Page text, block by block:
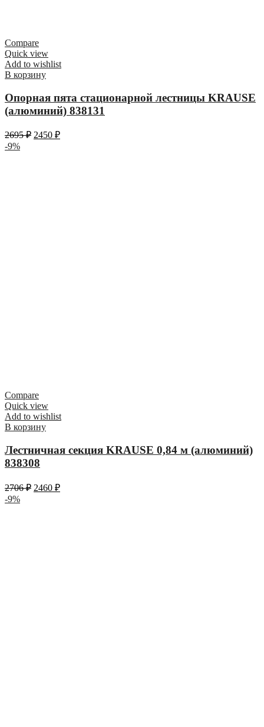
Compare
Quick view
Add to wishlist
В корзину
Опорная пята стационарной лестницы KRAUSE
(алюминий) 838131
2695₽ 2450 ₽
-9%
Compare
Quick view
Add to wishlist
В корзину
Лестничная секция KRAUSE 0,84 м (алюминий)
838308
2706₽ 2460 ₽
-9%